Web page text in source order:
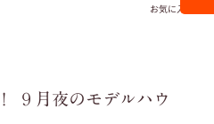
お気に入り
９月夜のモデルハウ